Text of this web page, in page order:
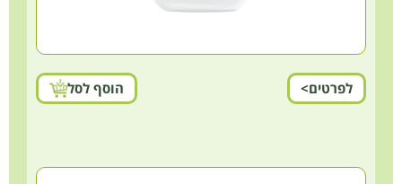
לפרטים> הוסף לסל